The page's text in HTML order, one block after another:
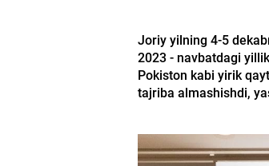
Joriy yilning 4-5
2023 - navbatdagi
Pokiston kabi yirik
tajriba almashishdi,